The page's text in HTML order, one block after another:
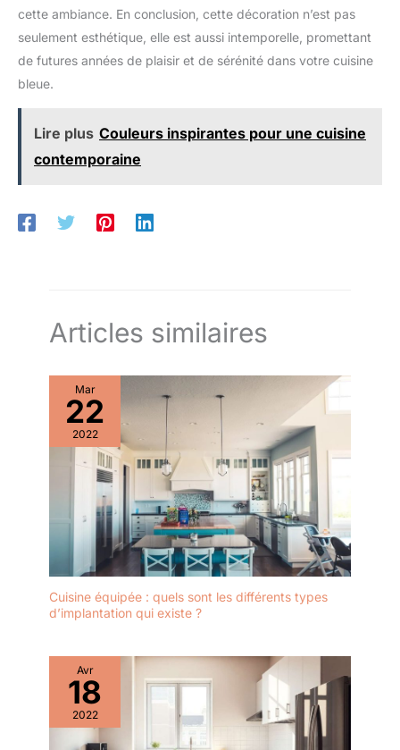
cette ambiance. En conclusion, cette décoration n’est pas
seulement esthétique, elle est aussi intemporelle, promettant
de futures années de plaisir et de sérénité dans votre cuisine
bleue.
Lire plus Couleurs inspirantes pour une cuisine
contemporaine
Articles similaires
Mar
22
2022
Cuisine équipée : quels sont les différents types
d’implantation qui existe ?
Avr
18
2022